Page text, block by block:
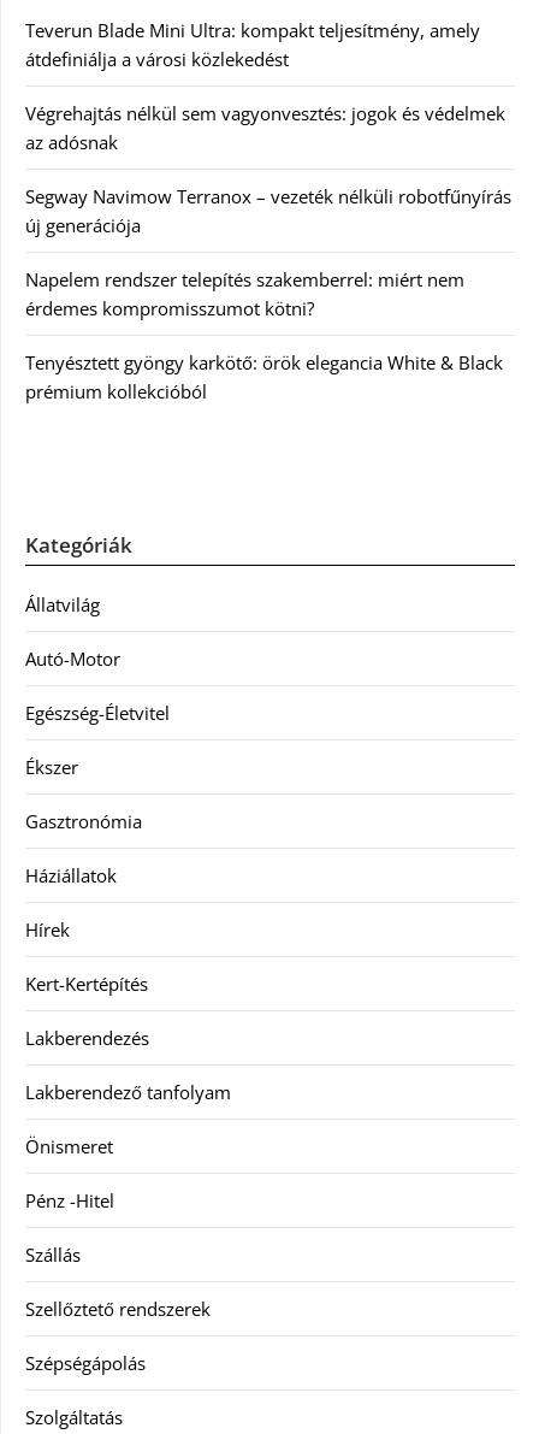
Teverun Blade Mini Ultra: kompakt teljesítmény, amely
átdefiniálja a városi közlekedést
Végrehajtás nélkül sem vagyonvesztés: jogok és védelmek
az adósnak
Segway Navimow Terranox – vezeték nélküli robotfűnyírás
új generációja
Napelem rendszer telepítés szakemberrel: miért nem
érdemes kompromisszumot kötni?
Tenyésztett gyöngy karkötő: örök elegancia White & Black
prémium kollekcióból
Kategóriák
Állatvilág
Autó-Motor
Egészség-Életvitel
Ékszer
Gasztronómia
Háziállatok
Hírek
Kert-Kertépítés
Lakberendezés
Lakberendező tanfolyam
Önismeret
Pénz -Hitel
Szállás
Szellőztető rendszerek
Szépségápolás
Szolgáltatás